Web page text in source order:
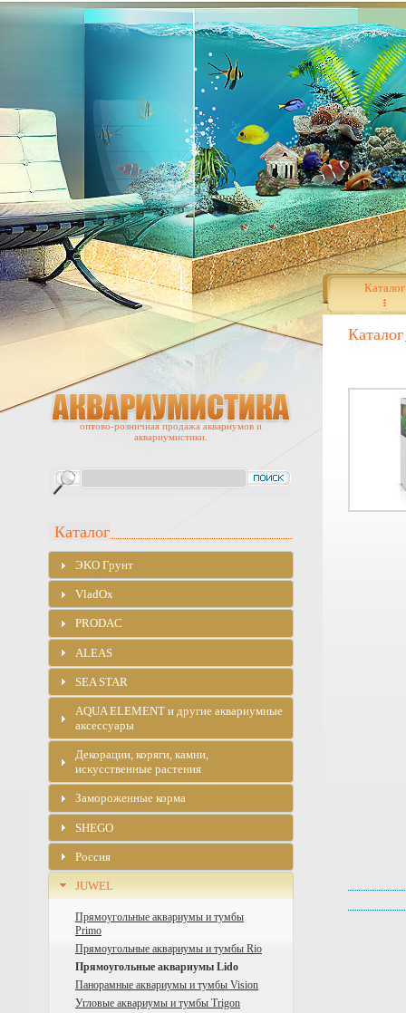
Каталог
Каталог
оптово-розничная продажа аквариумов и
аквариумистики.
Каталог
ЭKO Грунт
VladOx
PRODAC
ALEAS
SEA STAR
AQUA ELEMENT и другие аквариумные
аксессуары
Декорации, коряги, камни,
искусственные растения
Замороженные корма
SHEGO
Россия
JUWEL
Прямоугольные аквариумы и тумбы
Primo
Прямоугольные аквариумы и тумбы Rio
Прямоугольные аквариумы Lido
Панорамные аквариумы и тумбы Vision
Угловые аквариумы и тумбы Trigon